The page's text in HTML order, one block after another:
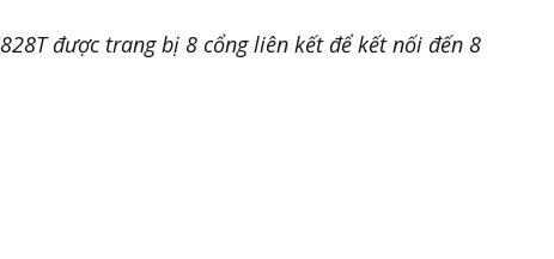
được trang bị 8 cổng liên kết để kết nối đến 8